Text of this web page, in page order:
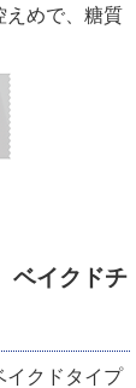
えめで、糖質
イクドチ
イクドタイプ